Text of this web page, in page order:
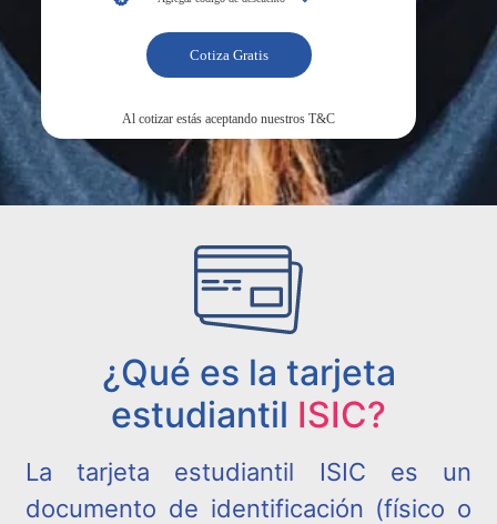
¿Qué es la tarjeta
estudiantil ISIC?
La tarjeta estudiantil ISIC es un
documento de identificación (físico o